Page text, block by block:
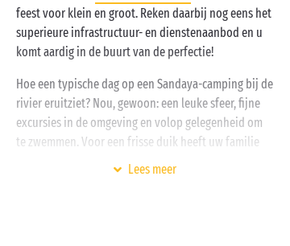
feest voor klein en groot. Reken daarbij nog eens het
superieure infrastructuur- en dienstenaanbod en u
komt aardig in de buurt van de perfectie!
Hoe een typische dag op een Sandaya-camping bij de
rivier eruitziet? Nou, gewoon: een leuke sfeer, fijne
excursies in de omgeving en volop gelegenheid om
te zwemmen. Voor een frisse duik heeft uw familie
steeds de keuze tussen het
Lees meer